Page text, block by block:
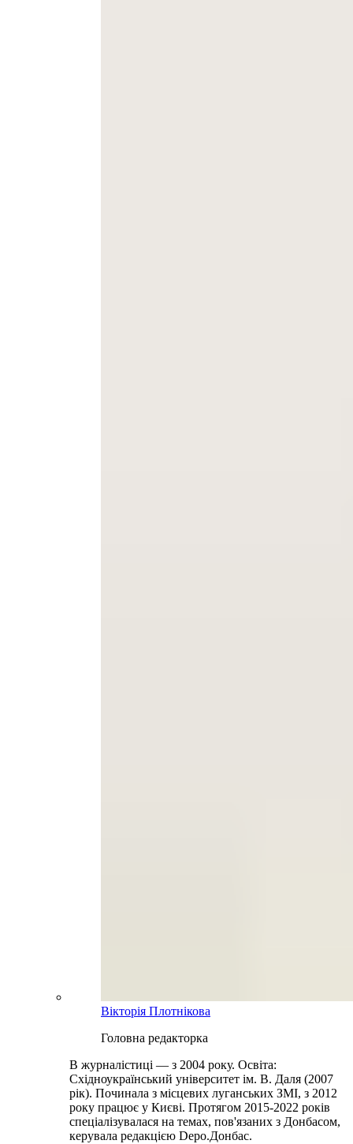
Вікторія Плотнікова
Головна редакторка
В журналістиці — з 2004 року. Освіта:
Східноукраїнський університет ім. В. Даля (2007
рік). Починала з місцевих луганських ЗМІ, з 2012
року працює у Києві. Протягом 2015-2022 років
спеціалізувалася на темах, пов'язаних з Донбасом,
керувала редакцією Depo.Донбас.